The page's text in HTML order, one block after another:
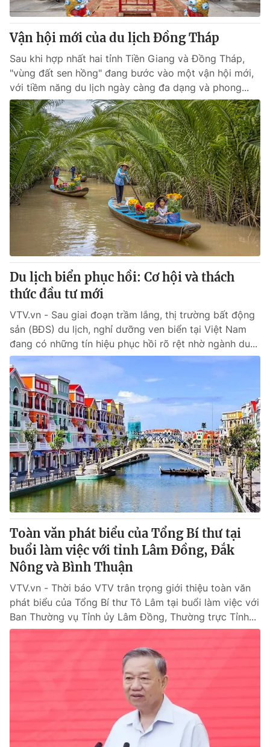
Vận hội mới của du lịch Đồng Tháp
Sau khi hợp nhất hai tỉnh Tiền Giang và Đồng Tháp,
"vùng đất sen hồng" đang bước vào một vận hội mới,
với tiềm năng du lịch ngày càng đa dạng và phong...
Du lịch biển phục hồi: Cơ hội và thách
thức đầu tư mới
VTV.vn - Sau giai đoạn trầm lắng, thị trường bất động
sản (BĐS) du lịch, nghỉ dưỡng ven biển tại Việt Nam
đang có những tín hiệu phục hồi rõ rệt nhờ ngành du...
Toàn văn phát biểu của Tổng Bí thư tại
buổi làm việc với tỉnh Lâm Đồng, Đắk
Nông và Bình Thuận
VTV.vn - Thời báo VTV trân trọng giới thiệu toàn văn
phát biểu của Tổng Bí thư Tô Lâm tại buổi làm việc với
Ban Thường vụ Tỉnh ủy Lâm Đồng, Thường trực Tỉnh...